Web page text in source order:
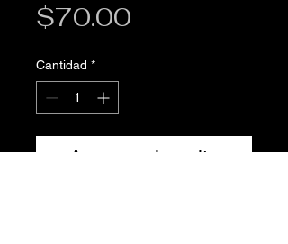
$70.00
Cantidad *
Agregar al carrito